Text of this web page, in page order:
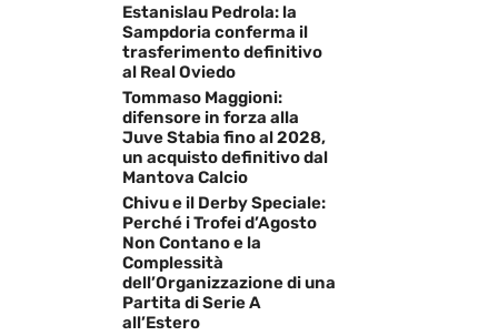
Estanislau Pedrola: la
Sampdoria conferma il
trasferimento definitivo
al Real Oviedo
Tommaso Maggioni:
difensore in forza alla
Juve Stabia fino al 2028,
un acquisto definitivo dal
Mantova Calcio
Chivu e il Derby Speciale:
Perché i Trofei d’Agosto
Non Contano e la
Complessità
dell’Organizzazione di una
Partita di Serie A
all’Estero